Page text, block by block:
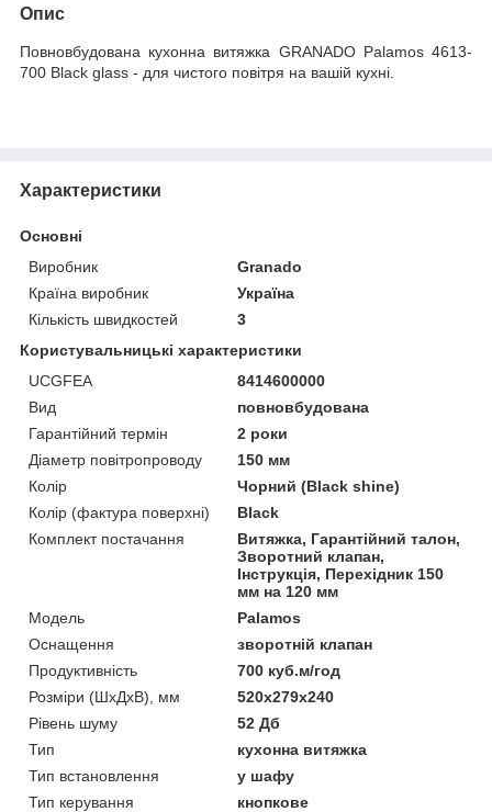
Опис
Повновбудована кухонна витяжка GRANADO Palamos 4613-
700 Black glass - для чистого повітря на вашій кухні.
Характеристики
Основні
Виробник
Granado
Країна виробник
Україна
Кількість швидкостей
3
Користувальницькі характеристики
UCGFEA
8414600000
Вид
повновбудована
Гарантійний термін
2 роки
Діаметр повітропроводу
150 мм
Колір
Чорний (Black shine)
Колір (фактура поверхні)
Black
Комплект постачання
Витяжка, Гарантійний талон,
Зворотний клапан,
Інструкція, Перехідник 150
мм на 120 мм
Мoдель
Palamos
Оснащення
зворотній клапан
Продуктивність
700 куб.м/год
Розміри (ШхДхВ), мм
520x279x240
Рівень шуму
52 Дб
Тип
кухонна витяжка
Тип встановлення
у шафу
Тип керування
кнопкове